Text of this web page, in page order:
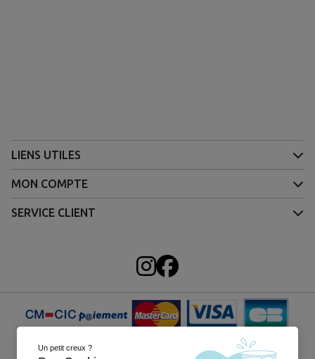
LIENS UTILES
MON COMPTE
SERVICE CLIENT
Un petit creux ?